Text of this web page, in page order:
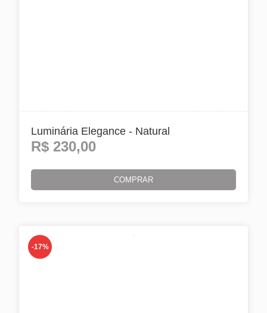
Luminária Elegance - Natural
R$ 230,00
COMPRAR
-17%